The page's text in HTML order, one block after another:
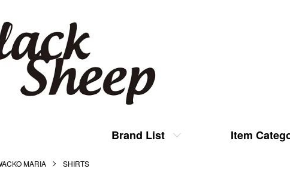
Brand List Item
MARIA SHIRTS